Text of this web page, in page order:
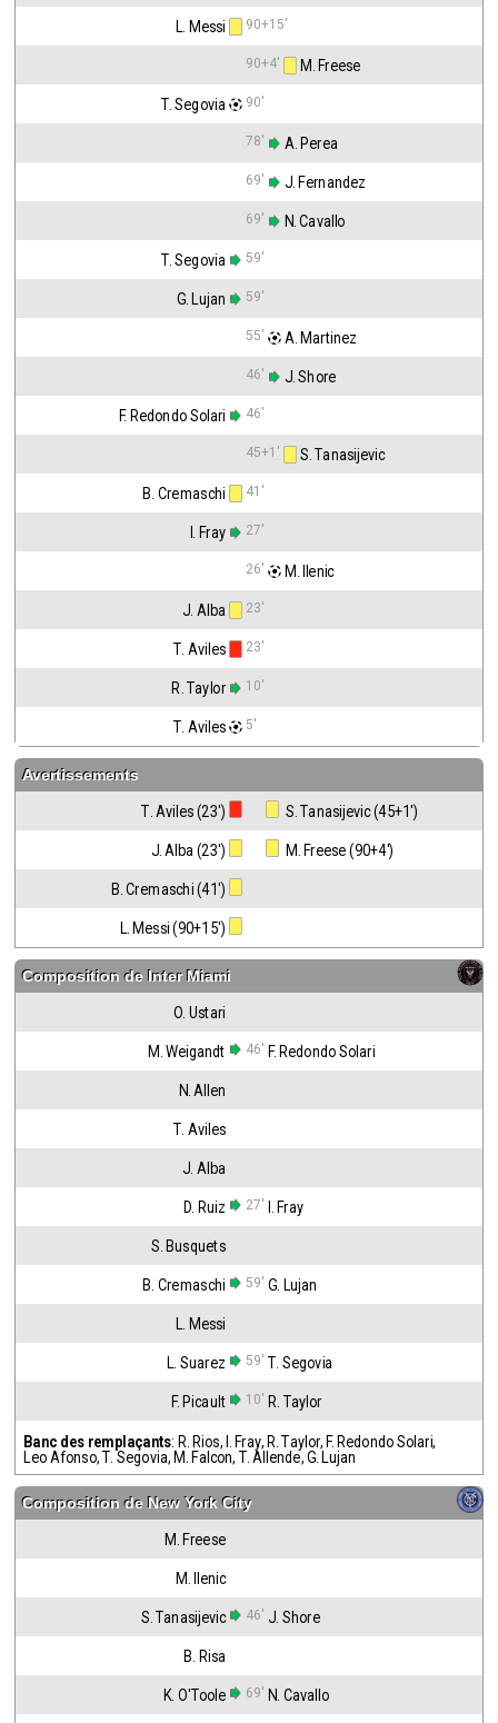
L. Messi 90+15'
90+4' M. Freese
T. Segovia 90'
78' A. Perea
69' J. Fernandez
69' N. Cavallo
T. Segovia 59'
G. Lujan 59'
55' A. Martinez
46' J. Shore
F. Redondo Solari 46'
45+1' S. Tanasijevic
B. Cremaschi 41'
I. Fray 27'
26' M. Ilenic
J. Alba 23'
T. Aviles 23'
R. Taylor 10'
T. Aviles 5'
Avertissements
T. Aviles (23') S. Tanasijevic (45+1')
J. Alba (23') M. Freese (90+4')
B. Cremaschi (41')
L. Messi (90+15')
Composition de Inter Miami
O. Ustari
M. Weigandt 46' F. Redondo Solari
N. Allen
T. Aviles
J. Alba
D. Ruiz 27' I. Fray
S. Busquets
B. Cremaschi 59' G. Lujan
L. Messi
L. Suarez 59' T. Segovia
F. Picault 10' R. Taylor
Banc des remplaçants: R. Rios, I. Fray, R. Taylor, F. Redondo Solari,
Leo Afonso,T. Segovia, M. Falcon, T. Allende,G. Lujan
Composition de New York City
M. Freese
M. Ilenic
S. Tanasijevic 46' J. Shore
B. Risa
K. O'Toole 69' N. Cavallo